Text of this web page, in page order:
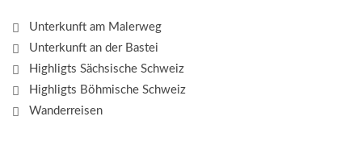
Unterkunft am Malerweg
Unterkunft an der Bastei
Highligts Sächsische Schweiz
Highligts Böhmische Schweiz
Wanderreisen